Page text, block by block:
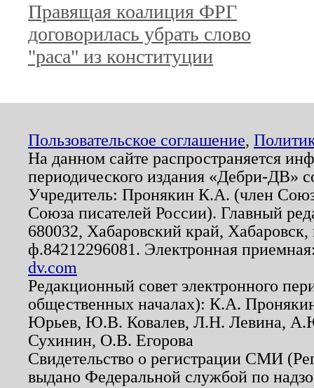
Правящая коалиция ФРГ
договорилась убрать слово
"раса" из конституции
Пользовательское соглашение,
На данном сайте распространяется
периодического издания «Дебри-ДВ»
Учредитель: Пронякин К.А. (член
Союза писателей России). Главный
680032, Хабаровский край,
ф.84212296081. Электронная
dv.com
Редакционный совет электронного
общественных началах): К.А.
Юрьев, Ю.В. Ковалев, Л.Н. Левина,
Сухинин, О.В. Егорова
Свидетельство о регистрации СМИ
выдано Федеральной службой по